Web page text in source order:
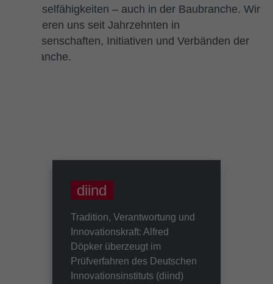
Schlüsselfähigkeiten – auch in der Baubranche. Wir
engagieren uns seit Jahrzehnten in
Genossenschaften, Initiativen und Verbänden der
Baubranche.
diind
Tradition, Verantwortung und
Innovationskraft: Alfred
Döpker überzeugt im
Prüfverfahren des Deutschen
Innovationsinstituts (diind)